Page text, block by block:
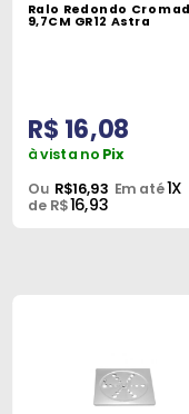
Iluminação
Construção
Materiais
Elétricos
Ralo Redondo
9,7CM GR12 Astra
R$ 16,08
à vista no Pix
Ou R$16,93 Em até1X
de R$16,93